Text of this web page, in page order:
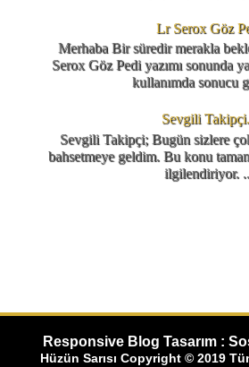
Lr Serox Göz
Merhaba Bir süredir merakla
Serox Göz Pedi yazımı sonunda
kullanımda sonucu
Sevgili
Sevgili Takipçi; Bugün sizlere
bahsetmeye geldim. Bu konu
ilgilendiriyor.
Responsive Blog Tasarım :
Hüzün Sarısı Copyright © 2019